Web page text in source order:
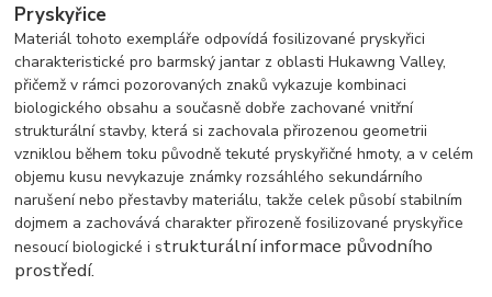
Pryskyřice
Materiál tohoto exempláře odpovídá fosilizované pryskyřici
charakteristické pro barmský jantar z oblasti Hukawng Valley,
přičemž v rámci pozorovaných znaků vykazuje kombinaci
biologického obsahu a současně dobře zachované vnitřní
strukturální stavby, která si zachovala přirozenou geometrii
vzniklou během toku původně tekuté pryskyřičné hmoty, a v celém
objemu kusu nevykazuje známky rozsáhlého sekundárního
narušení nebo přestavby materiálu, takže celek působí stabilním
dojmem a zachovává charakter přirozeně fosilizované pryskyřice
nesoucí biologické i strukturální informace původního
prostředí.